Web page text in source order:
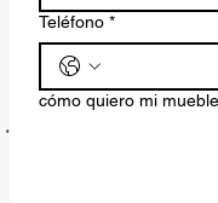
Teléfono *
cómo quiero mi